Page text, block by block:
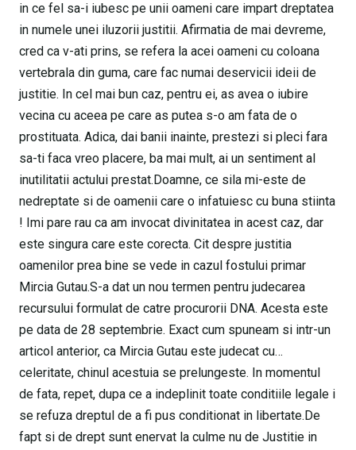
in ce fel sa-i iubesc pe unii oameni care impart dreptatea
in numele unei iluzorii justitii. Afirmatia de mai devreme,
cred ca v-ati prins, se refera la acei oameni cu coloana
vertebrala din guma, care fac numai deservicii ideii de
justitie. In cel mai bun caz, pentru ei, as avea o iubire
vecina cu aceea pe care as putea s-o am fata de o
prostituata. Adica, dai banii inainte, prestezi si pleci fara
sa-ti faca vreo placere, ba mai mult, ai un sentiment al
inutilitatii actului prestat.Doamne, ce sila mi-este de
nedreptate si de oamenii care o infatuiesc cu buna stiinta
! Imi pare rau ca am invocat divinitatea in acest caz, dar
este singura care este corecta. Cit despre justitia
oamenilor prea bine se vede in cazul fostului primar
Mircia Gutau.S-a dat un nou termen pentru judecarea
recursului formulat de catre procurorii DNA. Acesta este
pe data de 28 septembrie. Exact cum spuneam si intr-un
articol anterior, ca Mircia Gutau este judecat cu…
celeritate, chinul acestuia se prelungeste. In momentul
de fata, repet, dupa ce a indeplinit toate conditiile legale i
se refuza dreptul de a fi pus conditionat in libertate.De
fapt si de drept sunt enervat la culme nu de Justitie in